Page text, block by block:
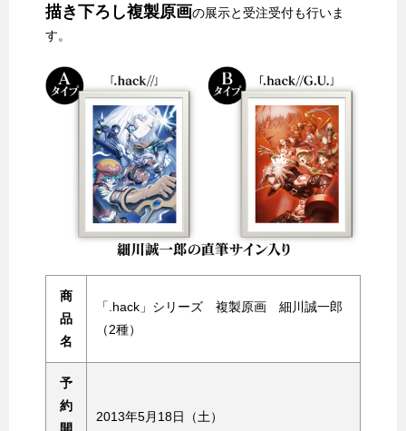
描き下ろし複製原画の展示と受注受付も行いま
す。
商
品
名
「.hack」シリーズ 複製原画 細川誠一郎
（2種）
予
約
2013年5月18日（土）